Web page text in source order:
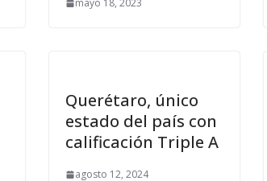
mayo 18, 2023
Querétaro, único
estado del país con
calificación Triple A
agosto 12, 2024